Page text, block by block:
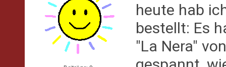
heute hab
bestellt: Es
"La Nera"